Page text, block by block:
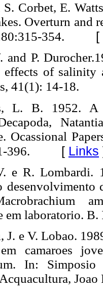
S. Corbet, E.
Overturn and
354.
[
and P.
effects of salinity
41(1): 14-18.
L. B. 1952. A
Ocassional
396.
[ Links
e R. Lombardi.
em laboratorio.
J. e V. Lobao.
camaroes
In:
Joao